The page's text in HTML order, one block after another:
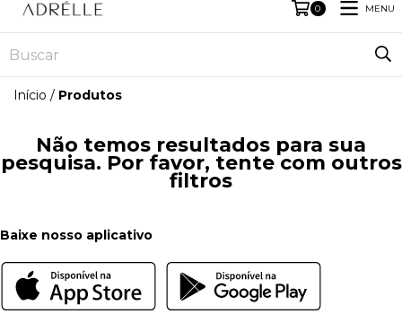
0 MENU
Início / Produtos
Não temos resultados para sua
pesquisa. Por favor, tente com outros
filtros
Baixe nosso aplicativo